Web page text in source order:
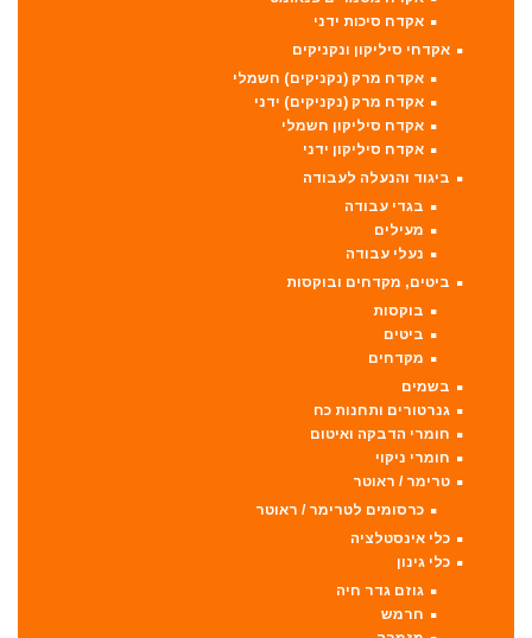
אקדח סיכות ידני
אקדחי סיליקון ונקניקים
אקדח מרק (נקניקים) חשמלי
אקדח מרק (נקניקים) ידני
אקדח סיליקון חשמלי
אקדח סיליקון ידני
ביגוד והנעלה לעבודה
בגדי עבודה
מעילים
נעלי עבודה
ביטים, מקדחים ובוקסות
בוקסות
ביטים
מקדחים
בשמים
גנרטורים ותחנות כח
חומרי הדבקה ואיטום
חומרי ניקוי
טרימר / ראוטר
כרסומים לטרימר / ראוטר
כלי אינסטלציה
כלי גינון
גוזם גדר חיה
חרמש